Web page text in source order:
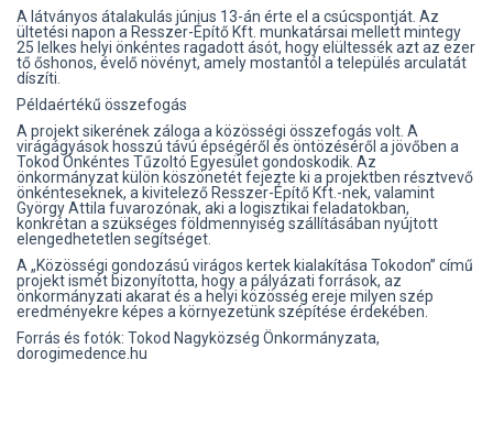
A látványos átalakulás június 13-án érte el a csúcspontját. Az
ültetési napon a Resszer-Építő Kft. munkatársai mellett mintegy
25 lelkes helyi önkéntes ragadott ásót, hogy elültessék azt az ezer
tő őshonos, évelő növényt, amely mostantól a település arculatát
díszíti.
Példaértékű összefogás
A projekt sikerének záloga a közösségi összefogás volt. A
virágágyások hosszú távú épségéről és öntözéséről a jövőben a
Tokod Önkéntes Tűzoltó Egyesület gondoskodik. Az
önkormányzat külön köszönetét fejezte ki a projektben résztvevő
önkénteseknek, a kivitelező Resszer-Építő Kft.-nek, valamint
György Attila fuvarozónak, aki a logisztikai feladatokban,
konkrétan a szükséges földmennyiség szállításában nyújtott
elengedhetetlen segítséget.
A „Közösségi gondozású virágos kertek kialakítása Tokodon” című
projekt ismét bizonyította, hogy a pályázati források, az
önkormányzati akarat és a helyi közösség ereje milyen szép
eredményekre képes a környezetünk szépítése érdekében.
Forrás és fotók: Tokod Nagyközség Önkormányzata,
dorogimedence.hu